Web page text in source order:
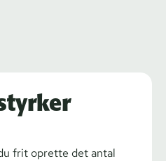
frit oprette det antal